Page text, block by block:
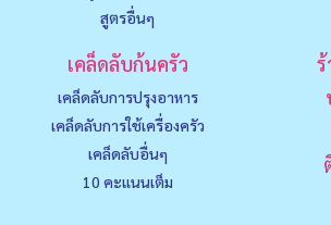
สูตรอื่นๆ
เคล็ดลับก้นครัว
เคล็ดลับการปรุงอาหาร
เคล็ดลับการใช้เครื่องครัว
เคล็ดลับอื่นๆ
10 คะแนนเต็ม